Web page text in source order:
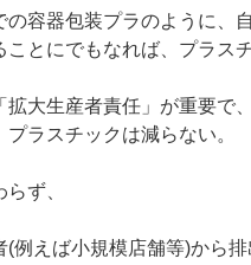
の容器包装プラのように、
ことにでもなれば、プラス
拡大生産者責任」が重要で
プラスチックは減らない。
ず、
(例えば小規模店舗等)から